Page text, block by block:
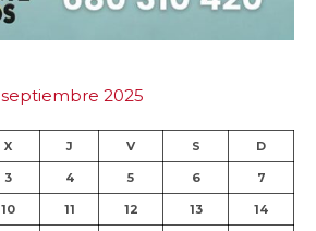
septiembre 2025
X J V S D
3 4 5 6 7
10 11 12 13 14